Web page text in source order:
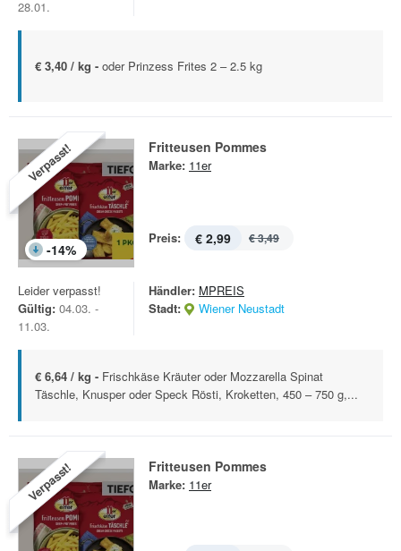
28.01.
€ 3,40 / kg - oder Prinzess Frites 2 – 2.5 kg
Verpasst!
-14%
Fritteusen Pommes
Marke: 11er
Preis: € 2,99 € 3,49
Leider verpasst!
Gültig: 04.03. -
11.03.
Händler: MPREIS
Stadt:
Wiener Neustadt
€ 6,64 / kg - Frischkäse Kräuter oder Mozzarella Spinat
Täschle, Knusper oder Speck Rösti, Kroketten, 450 – 750 g,...
Verpasst! Fritteusen Pommes
Marke: 11er